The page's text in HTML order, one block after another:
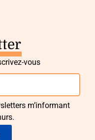
vous
m’informant